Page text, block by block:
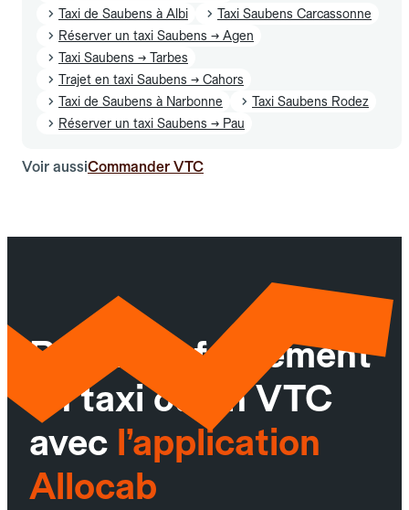
Taxi de Saubens à Albi
Taxi Saubens Carcassonne
Réserver un taxi Saubens → Agen
Taxi Saubens → Tarbes
Trajet en taxi Saubens → Cahors
Taxi de Saubens à Narbonne
Taxi Saubens Rodez
Réserver un taxi Saubens → Pau
Voir aussiCommander VTC
Réservez facilement
un taxi ou un VTC
avec l’application
Allocab